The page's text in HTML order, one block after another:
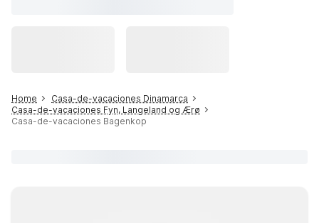
Home
Casa-de-vacaciones Dinamarca
Casa-de-vacaciones Fyn, Langeland og Ærø
Casa-de-vacaciones Bagenkop